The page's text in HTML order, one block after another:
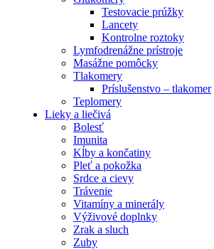
Testovacie prúžky
Lancety
Kontrolne roztoky
Lymfodrenážne prístroje
Masážne pomôcky
Tlakomery
Príslušenstvo – tlakomer
Teplomery
Lieky a liečivá
Bolesť
Imunita
Kĺby a končatiny
Pleť a pokožka
Srdce a cievy
Trávenie
Vitamíny a minerály
Výživové doplnky
Zrak a sluch
Zuby